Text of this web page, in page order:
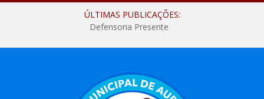
ÚLTIMAS PUBLICAÇÕES:
Defensoria Presente